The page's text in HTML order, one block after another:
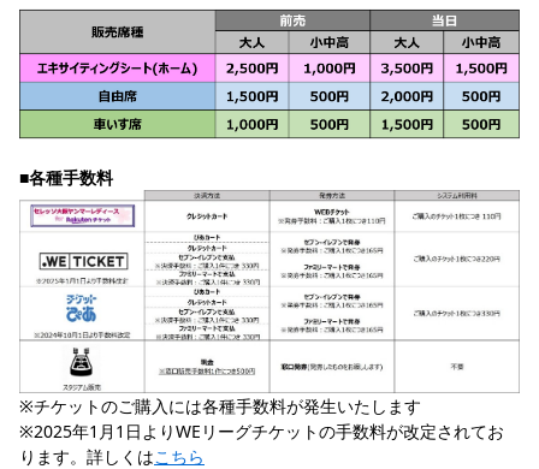
■各種手数料
※チケットのご購入には各種手数料が発生いたします
※2025年1月1日よりWEリーグチケットの手数料が改定されてお
ります。詳しくはこちら